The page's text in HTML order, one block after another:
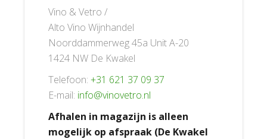
Vino & Vetro /
Alto Vino Wijnhandel
Noorddammerweg 45a Unit A-20
1424 NW De Kwakel
Telefoon: +31 621 37 09 37
E-mail: info@vinovetro.nl
Afhalen in magazijn is alleen
mogelijk op afspraak (De Kwakel